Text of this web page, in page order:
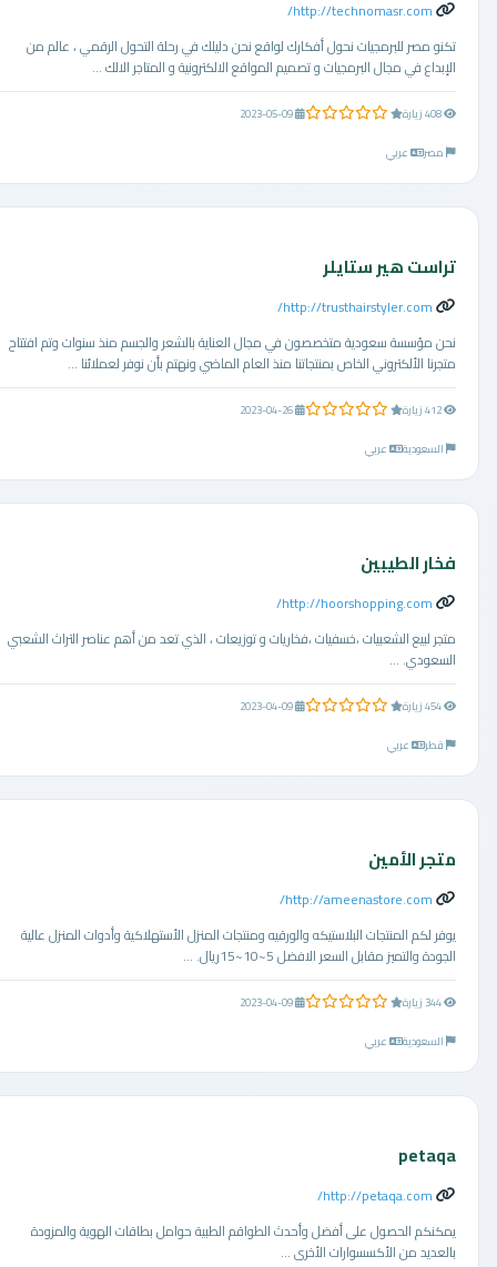
http://technomasr.com/
تكنو مصر للبرمجيات نحول أفكارك لواقع نحن دليلك في رحلة التحول الرقمي ، عالم من
الإبداع في مجال البرمجيات و تصميم المواقع الالكترونية و المتاجر الالك ...
0.0 من 5 نجوم
2023-05-09
مصر
عربي
تراست هير ستايلر
http://trusthairstyler.com/
نحن مؤسسة سعودية متخصصون في مجال العناية بالشعر والجسم منذ سنوات وتم افتتاح
متجرنا الألكتروني الخاص بمنتجاتنا منذ العام الماضي ونهتم بأن نوفر لعملائنا ...
0.0 من 5 نجوم
2023-04-26
السعودية
عربي
فخار الطيبين
http://hoorshopping.com/
متجر لبيع الشعبيات ،خسفيات ،فخاريات و توزيعات ، الذي تعد من أهم عناصر التراث الشعبي
السعودي. ...
0.0 من 5 نجوم
2023-04-09
قطر
عربي
متجر الأمين
http://ameenastore.com/
يوفر لكم المنتجات البلاستيكه والورقيه ومنتجات المنزل الأستهلاكية وأدوات المنزل ‎عالية
الجودة والتميز مقابل السعر الافضل 5~10~15ريال. ...
0.0 من 5 نجوم
2023-04-09
السعودية
عربي
petaqa
http://petaqa.com/
يمكنكم الحصول على أفضل وأحدث الطواقم الطبية حوامل بطاقات الهوية والمزودة
بالعديد من الأكسسوارات الأخرى ...